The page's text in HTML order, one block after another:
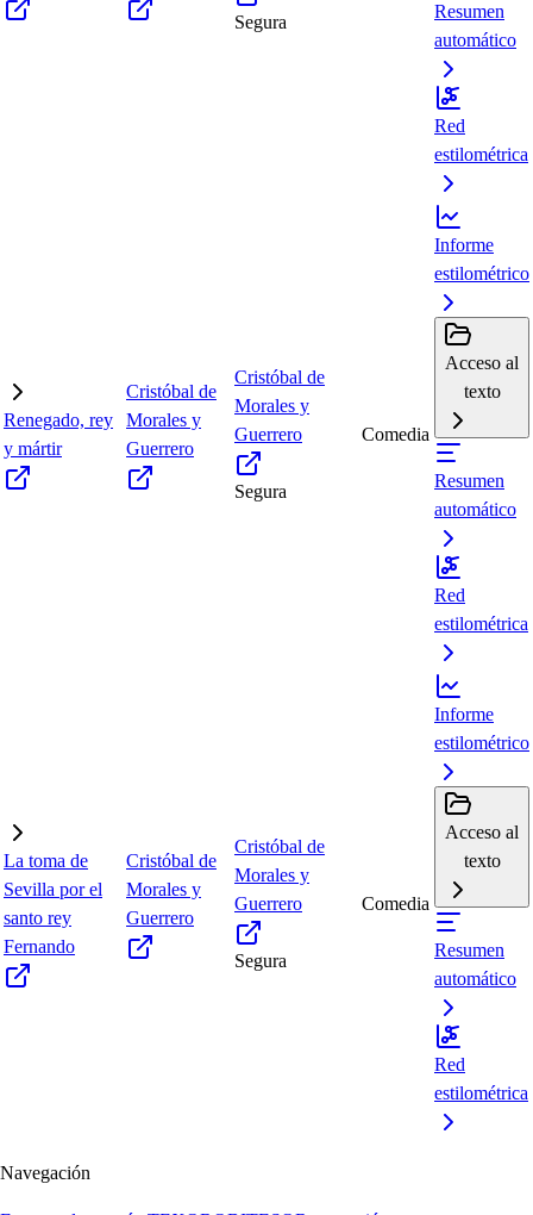
Segura
Resumen
automático
Red
estilométrica
Renegado, rey
y mártir
Cristóbal de
Morales y
Guerrero
Cristóbal de
Morales y
Guerrero
Segura
Comedia
Informe
estilométrico
Acceso al
texto
Resumen
automático
Red
estilométrica
La toma de
Sevilla por el
santo rey
Fernando
Cristóbal de
Morales y
Guerrero
Cristóbal de
Morales y
Guerrero
Segura
Comedia
Informe
estilométrico
Acceso al
texto
Resumen
automático
Red
estilométrica
Navegación